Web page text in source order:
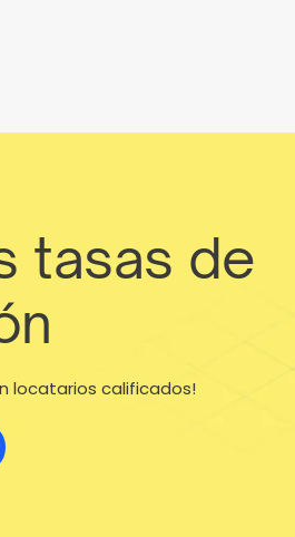
tasas de
locatarios calificados!